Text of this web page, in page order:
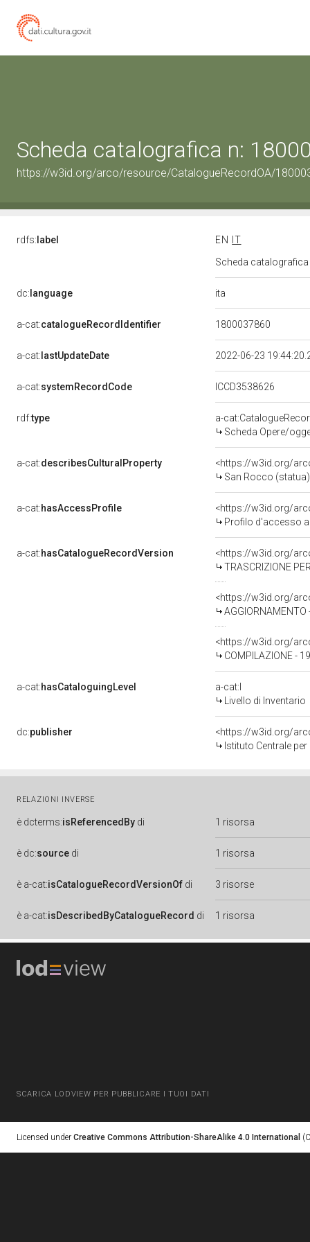
Scheda catalografica n:
https://w3id.org/arco/resource/CatalogueRecordOA/
rdfs: label EN
IT
Scheda
dc: language ita
a-cat:catalogueRecordIdentifier 1800037860
a-cat: lastUpdateDate 2022-06-23
a-cat:systemRecordCode ICCD3538626
rdf:type
a-
Scheda Opere/
a-cat:describesCulturalProperty
<https://w3id.org/
San Rocco
a-cat:hasAccessProfile
<https://w3id.org/
Profilo d'accesso
a-cat:hasCatalogueRecordVersion
<https://w3id.org/
TRASCRIZIONE
<https://w3id.org/
<https://w3id.org/
COMPILAZIONE -
a-cat:hasCataloguingLevel
a-cat:I
Livello di Inventario
dc:publisher
<https://w3id.org/
Istituto Centrale
RELAZIONI INVERSE
è dcterms:isReferencedBy di 1 risorsa
è dc:source di 1 risorsa
è a-cat:isCatalogueRecordVersionOf di 3 risorse
è a-cat:isDescribedByCatalogueRecord di 1 risorsa
SCARICA LODVIEW PER PUBBLICARE I TUOI DATI
Licensed under Creative Commons Attribution-ShareAlike 4.0 International